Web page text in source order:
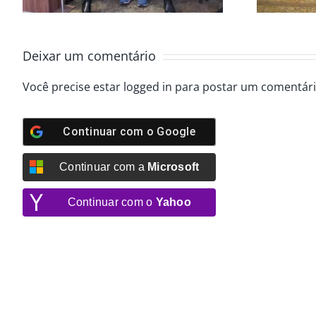
Deixar um comentário
Você precise estar logged in para postar um
Continuar com o Google
Continuar com a Microsoft
Continuar com o Yahoo